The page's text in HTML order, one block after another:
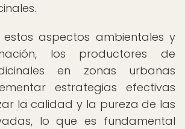
aspectos ambientales y
los productores de
en zonas urbanas
estrategias efectivas
la calidad y la pureza de las
lo que es fundamental